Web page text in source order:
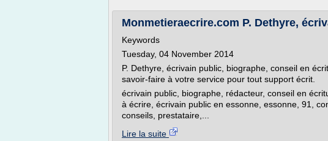
Monmetieraecrire.com P. Dethyre,
Keywords
Tuesday, 04 November 2014
P. Dethyre, écrivain public, biographe, conseil en
savoir-faire à votre service pour tout support écrit.
écrivain public, biographe, rédacteur, conseil en
à écrire, écrivain public en essonne, essonne, 91,
conseils, prestataire,...
Lire la suite